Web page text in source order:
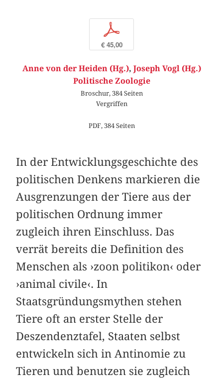
p
€ 45,00
Anne von der Heiden (Hg.), Joseph Vogl (Hg.)
Politische Zoologie
Broschur, 384 Seiten
Vergriffen
PDF, 384 Seiten
In der Entwicklungsgeschichte des
politischen Denkens markieren die
Ausgrenzungen der Tiere aus der
politischen Ordnung immer
zugleich ihren Einschluss. Das
verrät bereits die Definition des
Menschen als ›zoon politikon‹ oder
›animal civile‹. In
Staatsgründungsmythen stehen
Tiere oft an erster Stelle der
Deszendenztafel, Staaten selbst
entwickeln sich in Antinomie zu
Tieren und benutzen sie zugleich